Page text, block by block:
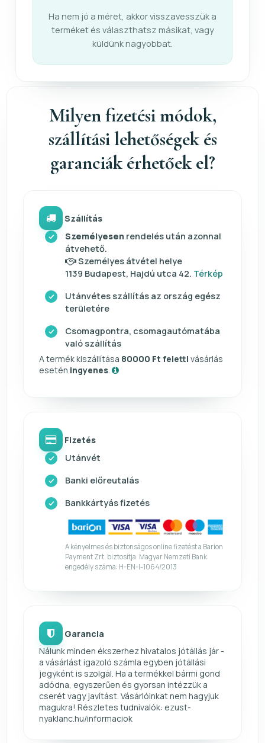
Ha nem jó a méret, akkor visszavesszük a
terméket és választhatsz másikat, vagy
küldünk nagyobbat.
Milyen fizetési módok,
szállítási lehetőségek és
garanciák érhetőek el?
Szállítás
Személyesen rendelés után azonnal
átvehető.
Személyes átvétel helye
1139 Budapest, Hajdú utca 42. Térkép
Utánvétes szállítás az ország egész
területére
Csomagpontra, csomagautómatába
való szállítás
A termék kiszállítása 80000 Ft feletti vásárlás
esetén ingyenes
Fizetés
Utánvét
Banki előreutalás
Bankkártyás fizetés
A kényelmes és biztonságos online fizetést a Barion
Payment Zrt. biztosítja. Magyar Nemzeti Bank
engedély száma: H-EN-I-1064/2013
Garancia
Nálunk minden ékszerhez hivatalos jótállás jár -
a vásárlást igazoló számla egyben jótállási
jegyként is szolgál. Ha a termékkel bármi gond
adódna, egyszerűen és gyorsan intézzük a
cserét vagy javítást. Vásárlóinkat nem hagyjuk
magukra! Részletes tudnivalók: ezust-
nyaklanc.hu/informaciok